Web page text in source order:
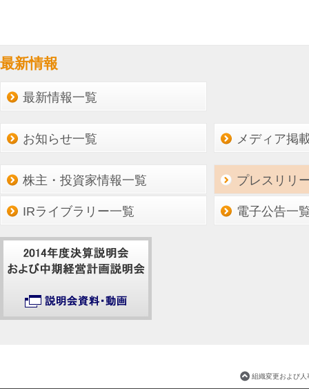
最新情報
最新情報一覧
お知らせ一覧 メディア掲
株主・投資家情報一覧 プレスリリ
IRライブラリー一覧 電子公告一
組織変更および